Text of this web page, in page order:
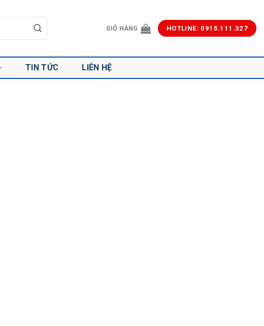
GIỎ HÀNG HOTLINE: 0915.111.327
TIN TỨC LIÊN HỆ